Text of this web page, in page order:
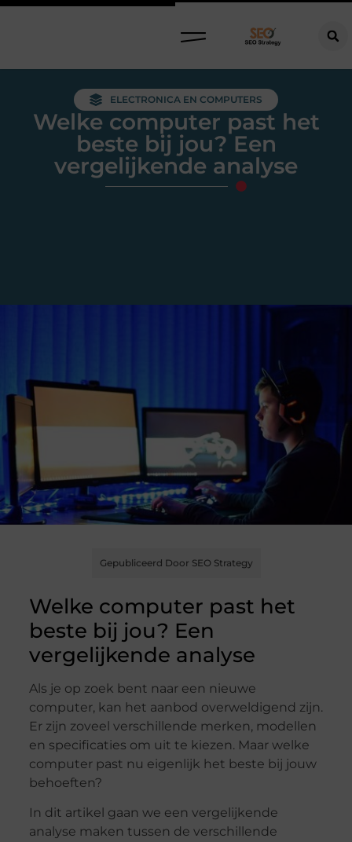
ELECTRONICA EN COMPUTERS
Welke computer past het
beste bij jou? Een
vergelijkende analyse
Gepubliceerd Door SEO Strategy
Welke computer past het
beste bij jou? Een
vergelijkende analyse
Als je op zoek bent naar een nieuwe
computer, kan het aanbod overweldigend zijn.
Er zijn zoveel verschillende merken, modellen
en specificaties om uit te kiezen. Maar welke
computer past nu eigenlijk het beste bij jouw
behoeften?
In dit artikel gaan we een vergelijkende
analyse maken tussen de verschillende